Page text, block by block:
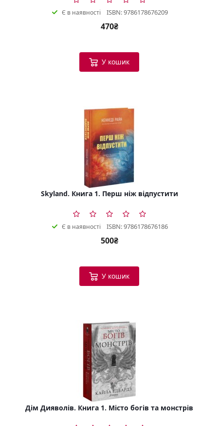
Є в наявності ISBN: 9786178676209
470₴
У кошик
Skyland. Книга 1. Перш ніж відпустити
Є в наявності ISBN: 9786178676186
500₴
У кошик
Дім Дияволів. Книга 1. Місто богів та монстрів